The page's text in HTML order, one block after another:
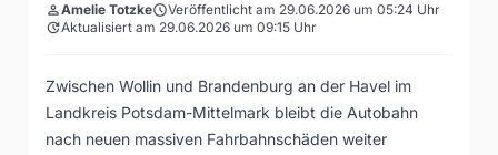
personAmelie TotzkescheduleVeröffentlicht am 29.06.2026 um 05:24 Uhr
updateAktualisiert am 29.06.2026 um 09:15 Uhr
Zwischen Wollin und Brandenburg an der Havel im
Landkreis Potsdam-Mittelmark bleibt die Autobahn
nach neuen massiven Fahrbahnschäden weiter